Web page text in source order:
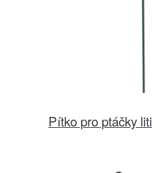
Pítko pro ptáčky